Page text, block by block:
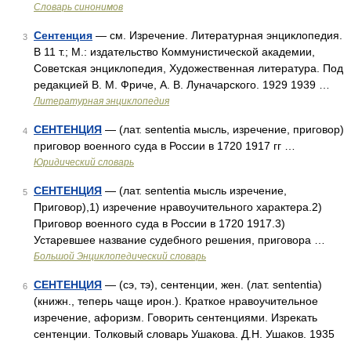
Словарь синонимов
3 Сентенция — см. Изречение. Литературная энциклопедия.
В 11 т.; М.: издательство Коммунистической академии,
Советская энциклопедия, Художественная литература. Под
редакцией В. М. Фриче, А. В. Луначарского. 1929 1939 …
Литературная энциклопедия
4 СЕНТЕНЦИЯ — (лат. sententia мысль, изречение, приговор)
приговор военного суда в России в 1720 1917 гг …
Юридический словарь
5 СЕНТЕНЦИЯ — (лат. sententia мысль изречение,
Приговор),1) изречение нравоучительного характера.2)
Приговор военного суда в России в 1720 1917.3)
Устаревшее название судебного решения, приговора …
Большой Энциклопедический словарь
6 СЕНТЕНЦИЯ — (сэ, тэ), сентенции, жен. (лат. sententia)
(книжн., теперь чаще ирон.). Краткое нравоучительное
изречение, афоризм. Говорить сентенциями. Изрекать
сентенции. Толковый словарь Ушакова. Д.Н. Ушаков. 1935